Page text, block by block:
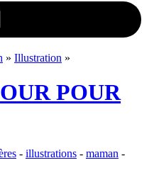
» Illustration »
POUR
- illustrations - maman -